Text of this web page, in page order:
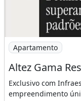
Imagem: Altez
Apartamento
Exclusivo com
empreendimento